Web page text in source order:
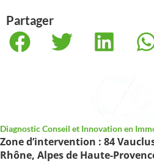
Partager
Diagnostic Conseil et Innovation en
Zone d’intervention : 84
Rhône, Alpes de Haute-